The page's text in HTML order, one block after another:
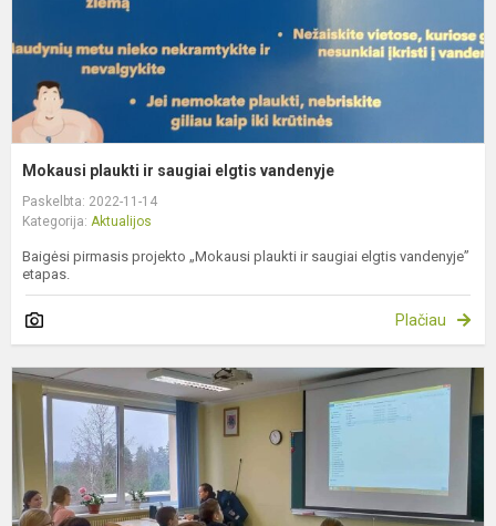
Mokausi plaukti ir saugiai elgtis vandenyje
Paskelbta: 2022-11-14
Kategorija: Aktualijos
Baigėsi pirmasis projekto „Mokausi plaukti ir saugiai elgtis vandenyje”
etapas.
Plačiau